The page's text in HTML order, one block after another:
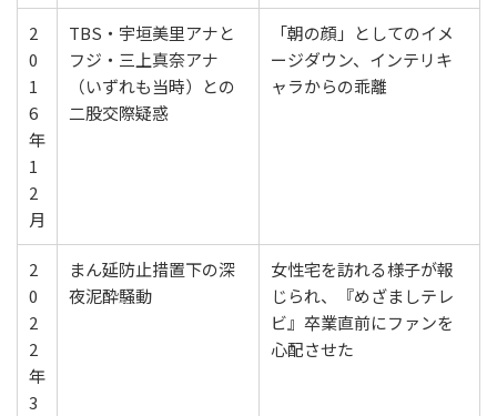
2
0
1
6
年
1
2
月
TBS・宇垣美里アナと
フジ・三上真奈アナ
（いずれも当時）との
二股交際疑惑
「朝の顔」としてのイメ
ージダウン、インテリキ
ャラからの乖離
2
0
2
2
年
3
まん延防止措置下の深
夜泥酔騒動
女性宅を訪れる様子が報
じられ、『めざましテレ
ビ』卒業直前にファンを
心配させた